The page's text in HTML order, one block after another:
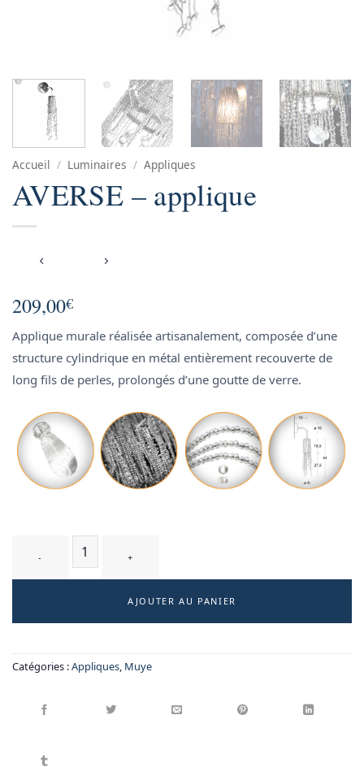
Accueil / Luminaires / Appliques
AVERSE – applique
209,00€
Applique murale réalisée artisanalement, composée d’une
structure cylindrique en métal entièrement recouverte de
long fils de perles, prolongés d’une goutte de verre.
AJOUTER AU PANIER
Catégories :Appliques, Muye